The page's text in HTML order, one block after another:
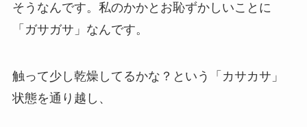
そうなんです。私のかかとお恥ずかしいことに
「ガサガサ」なんです。
触って少し乾燥してるかな？という「カサカサ」
状態を通り越し、